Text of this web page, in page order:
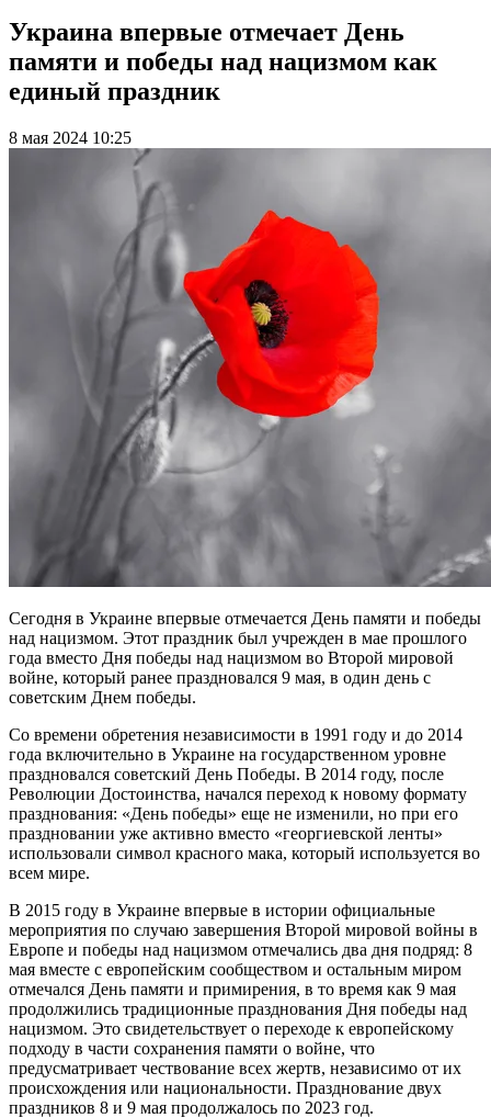
Украина впервые отмечает День
памяти и победы над нацизмом как
единый праздник
8 мая 2024 10:25
Сегодня в Украине впервые отмечается День памяти и победы
над нацизмом. Этот праздник был учрежден в мае прошлого
года вместо Дня победы над нацизмом во Второй мировой
войне, который ранее праздновался 9 мая, в один день с
советским Днем победы.
Со времени обретения независимости в 1991 году и до 2014
года включительно в Украине на государственном уровне
праздновался советский День Победы. В 2014 году, после
Революции Достоинства, начался переход к новому формату
празднования: «День победы» еще не изменили, но при его
праздновании уже активно вместо «георгиевской ленты»
использовали символ красного мака, который используется во
всем мире.
В 2015 году в Украине впервые в истории официальные
мероприятия по случаю завершения Второй мировой войны в
Европе и победы над нацизмом отмечались два дня подряд: 8
мая вместе с европейским сообществом и остальным миром
отмечался День памяти и примирения, в то время как 9 мая
продолжились традиционные празднования Дня победы над
нацизмом. Это свидетельствует о переходе к европейскому
подходу в части сохранения памяти о войне, что
предусматривает чествование всех жертв, независимо от их
происхождения или национальности. Празднование двух
праздников 8 и 9 мая продолжалось по 2023 год.